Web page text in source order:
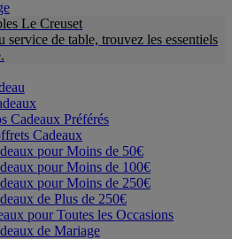
Le Creuset
service de table, trouvez les essentiels
Cadeaux Préférés
Cadeaux
pour Moins de 50€
pour Moins de 100€
pour Moins de 250€
de Plus de 250€
pour Toutes les Occasions
de Mariage